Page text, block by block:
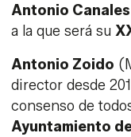
Antonio Canales
a la que será su
Antonio Zoido
director desde
consenso de
Ayuntamiento